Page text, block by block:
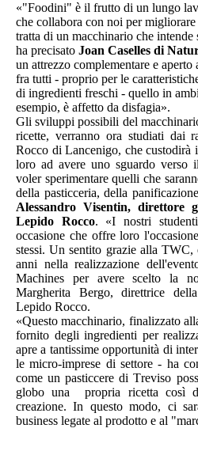
«"Foodini" è il frutto di un lungo
che collabora con noi per
tratta di un macchinario che
ha precisato Joan Caselles di
un attrezzo complementare e
fra tutti - proprio per le
di ingredienti freschi - quello in
esempio, è affetto da disfagia».
Gli sviluppi possibili del
ricette, verranno ora studiati dai
Rocco di Lancenigo, che custodirà
loro ad avere uno sguardo
voler sperimentare quelli che
della pasticceria, della
Alessandro Visentin, direttore
Lepido Rocco. «I nostri
occasione che offre loro
stessi. Un sentito grazie alla
anni nella realizzazione
Machines per avere scelto la
Margherita Bergo, direttrice
Lepido Rocco.
«Questo macchinario, finalizzato
fornito degli ingredienti per
apre a tantissime opportunità di
le micro-imprese di settore - ha
come un pasticcere di Treviso
globo una
propria ricetta così
creazione. In questo modo, ci
business legate al prodotto e al